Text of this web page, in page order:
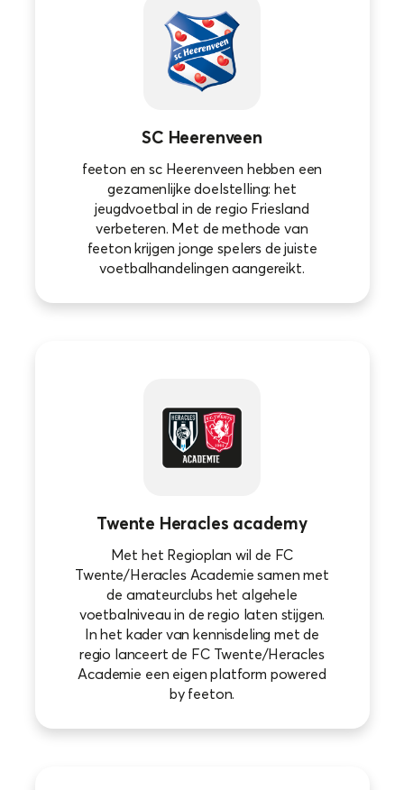
SC Heerenveen
feeton en sc Heerenveen hebben een
gezamenlijke doelstelling: het
jeugdvoetbal in de regio Friesland
verbeteren. Met de methode van
feeton krijgen jonge spelers de juiste
voetbalhandelingen aangereikt.
Twente Heracles academy
Met het Regioplan wil de FC
Twente/Heracles Academie samen met
de amateurclubs het algehele
voetbalniveau in de regio laten stijgen.
In het kader van kennisdeling met de
regio lanceert de FC Twente/Heracles
Academie een eigen platform powered
by feeton.